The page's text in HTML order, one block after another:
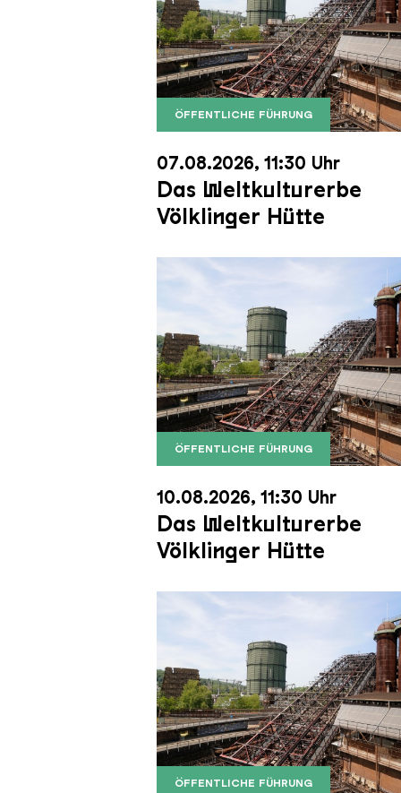
ÖFFENTLICHE FÜHRUNG
Der Erzschrägaufzug der
Copyright: Weltkulturerbe
07.08.2026, 11:30 Uhr
Das Weltkulturerbe
Völklinger Hütte
ÖFFENTLICHE FÜHRUNG
Der Erzschrägaufzug der
Copyright: Weltkulturerbe
10.08.2026, 11:30 Uhr
Das Weltkulturerbe
Völklinger Hütte
ÖFFENTLICHE FÜHRUNG